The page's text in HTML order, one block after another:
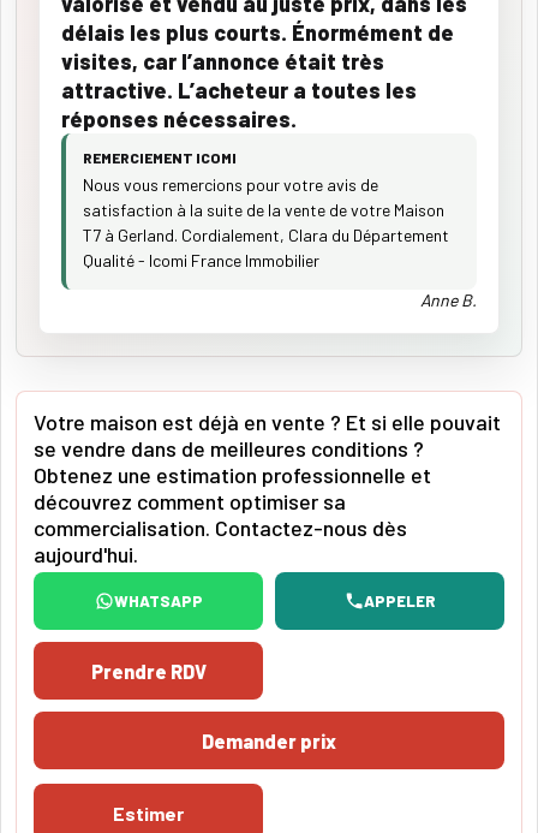
délais les plus courts. Énormément de
visites, car l’annonce était très
attractive. L’acheteur a toutes les
réponses nécessaires.
REMERCIEMENT ICOMI
Nous vous remercions pour votre avis de
satisfaction à la suite de la vente de votre Maison
T7 à Gerland. Cordialement, Clara du Département
Qualité - Icomi France Immobilier
Anne B.
Votre maison est déjà en vente ? Et si elle pouvait
se vendre dans de meilleures conditions ?
Obtenez une estimation professionnelle et
découvrez comment optimiser sa
commercialisation. Contactez-nous dès
aujourd'hui.
WHATSAPP APPELER
Prendre RDV
Demander prix
Estimer